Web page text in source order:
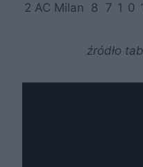
2 AC Milan 8 7 1 0
źródło